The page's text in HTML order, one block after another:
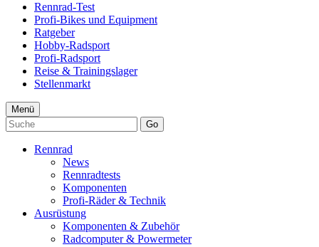
Rennrad-Test
Profi-Bikes und Equipment
Ratgeber
Hobby-Radsport
Profi-Radsport
Reise & Trainingslager
Stellenmarkt
Menü
Go
Rennrad
News
Rennradtests
Komponenten
Profi-Räder & Technik
Ausrüstung
Komponenten & Zubehör
Radcomputer & Powermeter